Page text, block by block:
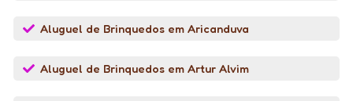
Aluguel de Brinquedos em Aricanduva
Aluguel de Brinquedos em Artur Alvim